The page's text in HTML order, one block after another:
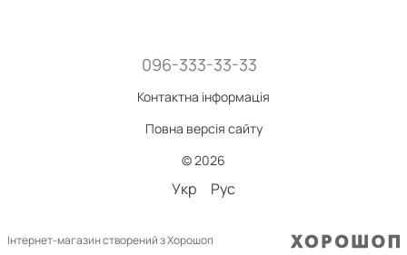
096-333-33-33
Контактна інформація
Повна версія сайту
© 2026
Укр Рус
Інтернет-магазин створений з Хорошоп